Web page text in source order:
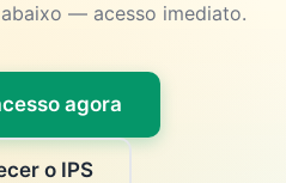
— acesso imediato.
agora
o IPS